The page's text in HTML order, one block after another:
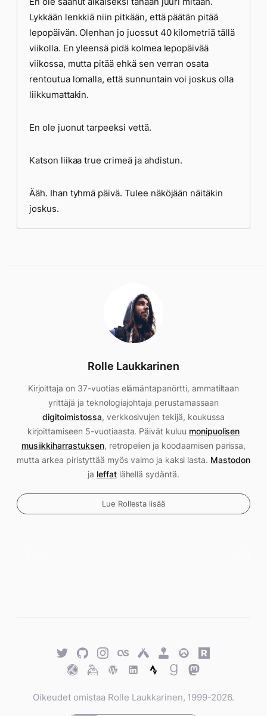
Lykkään lenkkiä niin pitkään, että päätän pitää
lepopäivän. Olenhan jo juossut 40 kilometriä tällä
viikolla. En yleensä pidä kolmea lepopäivää
viikossa, mutta pitää ehkä sen verran osata
rentoutua lomalla, että sunnuntain voi joskus olla
liikkumattakin.
En ole juonut tarpeeksi vettä.
Katson liikaa true crimeä ja ahdistun.
Ääh. Ihan tyhmä päivä. Tulee näköjään näitäkin
joskus.
Rolle Laukkarinen
Kirjoittaja on 37-vuotias elämäntapanörtti, ammatiltaan
yrittäjä ja teknologiajohtaja perustamassaan
digitoimistossa, verkkosivujen tekijä, koukussa
kirjoittamiseen 5-vuotiaasta. Päivät kuluu monipuolisen
musiikkiharrastuksen, retropelien ja koodaamisen parissa,
mutta arkea piristyttää myös vaimo ja kaksi lasta. Mastodon
ja leffatlähellä sydäntä.
Lue Rollesta lisää
TwitterGitHubTwitterLast.fmUntappd
Retro
Achievements
Overwatch
Rawg.io
TraktKeybaseWordPress
WordPress
StravaGoodreads
Mastodon
Oikeudet omistaa Rolle Laukkarinen, 1999-2026.